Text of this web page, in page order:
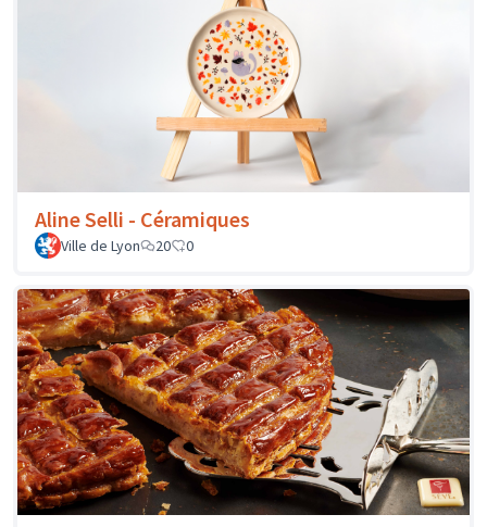
Aline Selli - Céramiques
Ville de Lyon 20 0